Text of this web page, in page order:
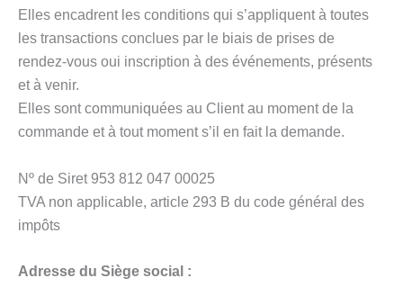
Elles encadrent les conditions qui s’appliquent à toutes
les transactions conclues par le biais de prises de
rendez-vous oui inscription à des événements, présents
et à venir.
Elles sont communiquées au Client au moment de la
commande et à tout moment s’il en fait la demande.
Nº de Siret 953 812 047 00025
TVA non applicable, article 293 B du code général des
impôts
Adresse du Siège social :